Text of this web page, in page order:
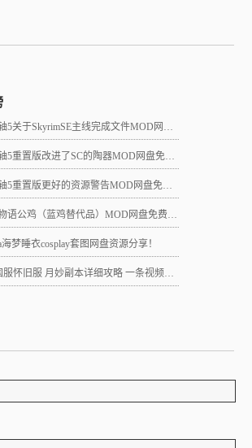
关于SkyrimSE主线完成文件MOD网盘免费下载
重置版改进了SC的陶器MOD网盘免费下载
重置版更好的资源警告MOD网盘免费下载
语公鸡（蓝鸡替代品）MOD网盘免费下载
梦睡衣cosplay套图网盘资源分享！
服 月妙副本详细攻略 一条视频助力10级直升21 组队不求人